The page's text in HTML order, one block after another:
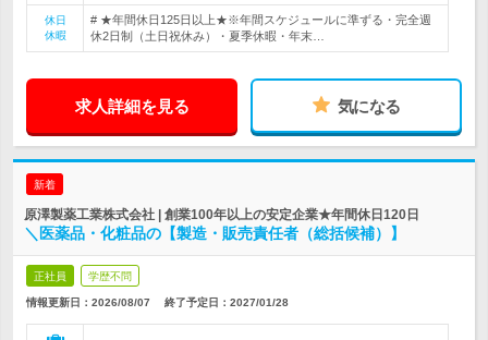
休日
休暇
# ★年間休日125日以上★※年間スケジュールに準ずる・完全週
休2日制（土日祝休み）・夏季休暇・年末…
求人詳細を見る 気になる
新着
原澤製薬工業株式会社 | 創業100年以上の安定企業★年間休日120日
＼医薬品・化粧品の【製造・販売責任者（総括候補）】
正社員 学歴不問
情報更新日：2026/08/07 終了予定日： 2027/01/28